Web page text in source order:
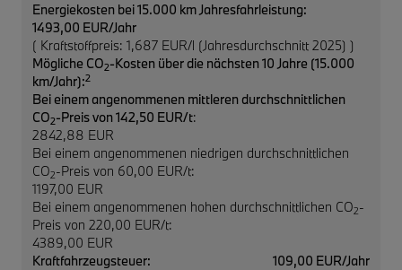
Energiekosten bei 15.000 km Jahresfahrleistung:
1493,00 EUR/Jahr
( Kraftstoffpreis: 1,687 EUR/l (Jahresdurchschnitt 2025) )
Mögliche CO2-Kosten über die nächsten 10 Jahre (15.000
km/Jahr):2
Bei einem angenommenen mittleren durchschnittlichen
CO2-Preis von 142,50 EUR/t:
2842,88 EUR
Bei einem angenommenen niedrigen durchschnittlichen
CO2-Preis von 60,00 EUR/t:
1197,00 EUR
Bei einem angenommenen hohen durchschnittlichen CO2-
Preis von 220,00 EUR/t:
4389,00 EUR
Kraftfahrzeugsteuer:
109,00 EUR/Jahr